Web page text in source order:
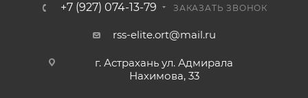
+7 (927) 074-13-79 ЗАКАЗАТЬ ЗВОНОК
rss-elite.ort@mail.ru
г. Астрахань ул. Адмирала
Нахимова, 33